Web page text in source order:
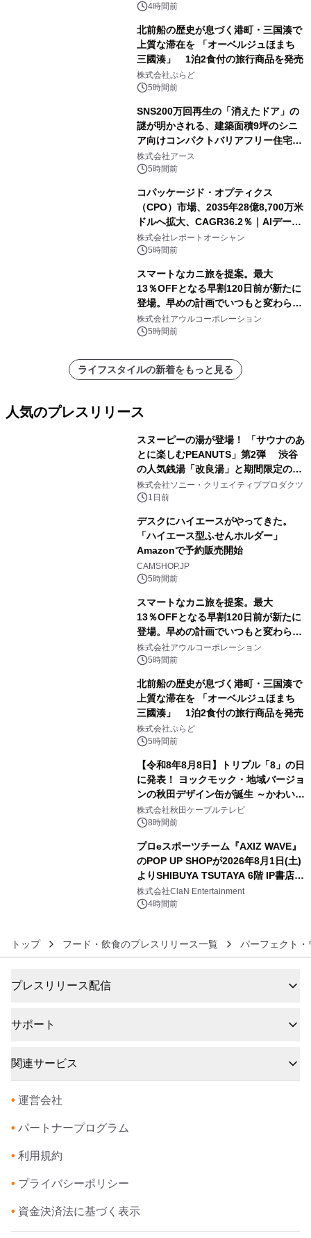
4時間前
北前船の歴史が息づく港町・三国湊で
上質な滞在を 「オーベルジュほまち
三國湊」 1泊2食付の旅行商品を発売
株式会社ぷらど
5時間前
SNS200万回再生の「消えたドア」の
謎が明かされる、建築面積9坪のシニ
ア向けコンパクトバリアフリー住宅が
誕生
株式会社アース
5時間前
コパッケージド・オプティクス
（CPO）市場、2035年28億8,700万米
ドルへ拡大、CAGR36.2％｜AIデータ
センター・高速光通信需要が成長を加
速
株式会社レポートオーシャン
5時間前
スマートなカニ旅を提案。最大
13％OFFとなる早割120日前が新たに
登場。早めの計画でいつもと変わらぬ
大人の冬旅を。ー夕日ヶ浦温泉「佳松
苑 別邸ふうか」ー
株式会社アウルコーポレーション
5時間前
ライフスタイルの新着をもっと見る
人気のプレスリリース
スヌーピーの湯が登場！ 「サウナのあ
とに楽しむPEANUTS」第2弾 渋谷
の人気銭湯「改良湯」と期間限定のコ
ラボレーション サウナイキタイコラ
ボグッズも発売決定！
株式会社ソニー・クリエイティブプロダクツ
1日前
デスクにハイエースがやってきた。
「ハイエース型ふせんホルダー」
Amazonで予約販売開始
CAMSHOP.JP
5時間前
スマートなカニ旅を提案。最大
13％OFFとなる早割120日前が新たに
登場。早めの計画でいつもと変わらぬ
大人の冬旅を。ー夕日ヶ浦温泉「佳松
苑 別邸ふうか」ー
株式会社アウルコーポレーション
5時間前
北前船の歴史が息づく港町・三国湊で
上質な滞在を 「オーベルジュほまち
三國湊」 1泊2食付の旅行商品を発売
株式会社ぷらど
5時間前
【令和8年8月8日】トリプル「8」の日
に発表！ ヨックモック・地域バージョ
ンの秋田デザイン缶が誕生 ～かわいい
秋田犬の子犬と秋田の四季と名所を巡
るパッケージ～ 9月1日(火)秋田県内で
株式会社秋田ケーブルテレビ
8時間前
プロeスポーツチーム『AXIZ WAVE』
のPOP UP SHOPが2026年8月1日(土)
よりSHIBUYA TSUTAYA 6階 IP書店で
開催決定！！
株式会社ClaN Entertainment
4時間前
トップ フード・飲食のプレスリリース一覧 パーフェクト
プレスリリース配信
サポート
関連サービス
• 運営会社
• パートナープログラム
• 利用規約
• プライバシーポリシー
• 資金決済法に基づく表示